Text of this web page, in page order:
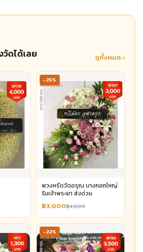
ดได้เลย ดูทั้งหมด ›
-25%
พวงหรีดวัดอรุณ บางกอกใหญ่
ริมเจ้าพระยา ส่งด่วน
฿3,000฿4,000
-22%